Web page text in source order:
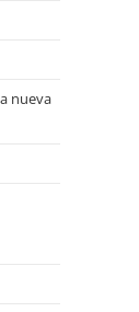
nueva